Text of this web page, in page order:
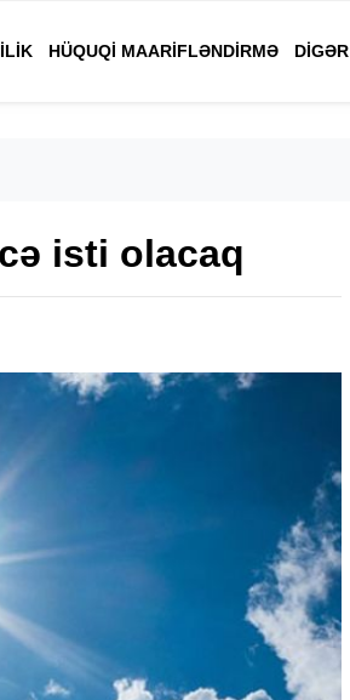
HÜQUQI MAARIFLƏNDIRMƏ DIGƏR
isti olacaq